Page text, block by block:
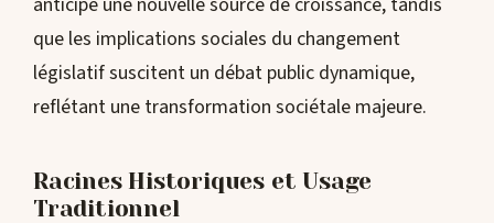
que les implications sociales du changement
législatif suscitent un débat public dynamique,
reflétant une transformation sociétale majeure.
Racines Historiques et Usage
Traditionnel